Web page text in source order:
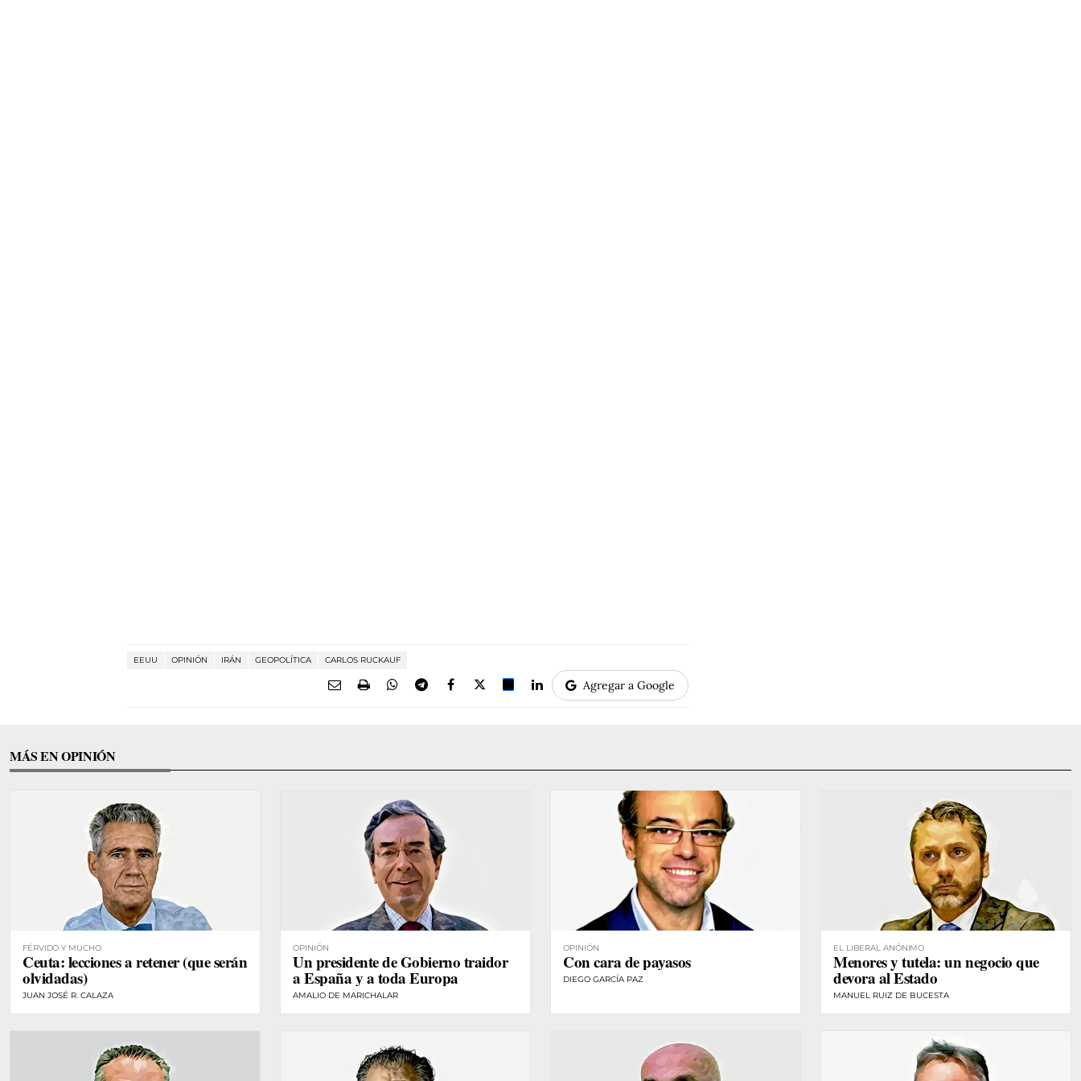
EEUU OPINIÓN IRÁN GEOPOLÍTICA CARLOS RUCKAUF
Agregar a Google
MÁS EN OPINIÓN
FÉRVIDO Y MUCHO
Ceuta: lecciones a retener (que serán
olvidadas)
JUAN JOSÉ R. CALAZA
OPINIÓN
Un presidente de Gobierno traidor
a España y a toda Europa
AMALIO DE MARICHALAR
OPINIÓN
Con cara de payasos
DIEGO GARCÍA PAZ
EL LIBERAL ANÓNIMO
Menores y tutela: un negocio que
devora al Estado
MANUEL RUIZ DE BUCESTA